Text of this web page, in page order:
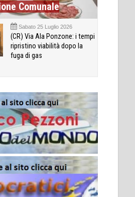
Comunale
Sabato 25 Luglio 2026
(CR) Via Ala Ponzone: i tempi
ripristino viabilità dopo la
fuga di gas